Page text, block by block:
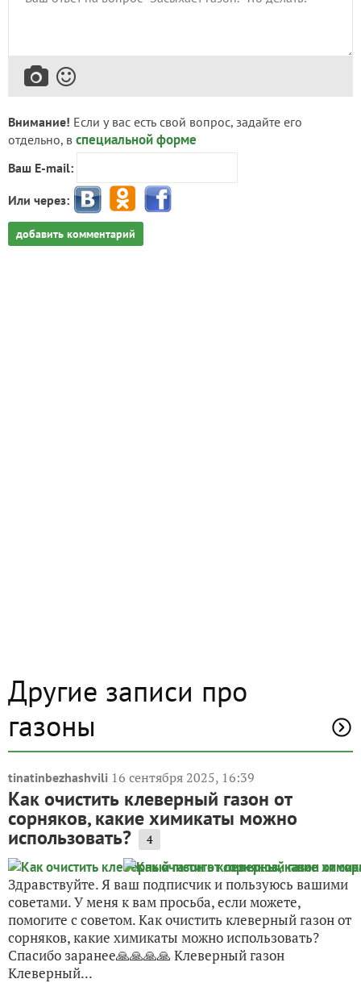
Внимание! Если у вас есть свой вопрос, задайте его
отдельно, в специальной форме
Ваш E-mail:
Или через:
добавить комментарий
Другие записи про
газоны
tinatinbezhashvili 16 сентября 2025, 16:39
Как очистить клеверный газон от
сорняков, какие химикаты можно
использовать? 4
Здравствуйте. Я ваш подписчик и пользуюсь вашими
советами. У меня к вам просьба, если можете,
помогите с советом. Как очистить клеверный газон от
сорняков, какие химикаты можно использовать?
Спасибо заранее🙏🙏🙏🙏 Клеверный газон
Клеверный...